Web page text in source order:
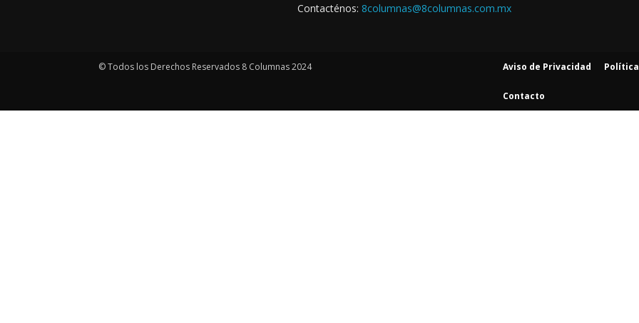
Contacténos: 8columnas@8columnas.com.mx
© Todos los Derechos Reservados 8 Columnas 2024 Aviso de Privacidad
Contacto